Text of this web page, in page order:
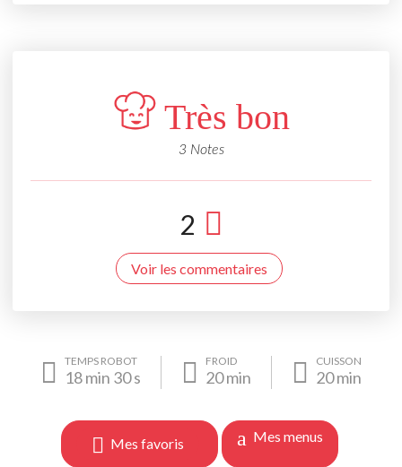
Très bon
3 Notes
2
Voir les commentaires
TEMPS ROBOT
18min 30s
FROID
20min
CUISSON
20min
Mes favoris Mes menus